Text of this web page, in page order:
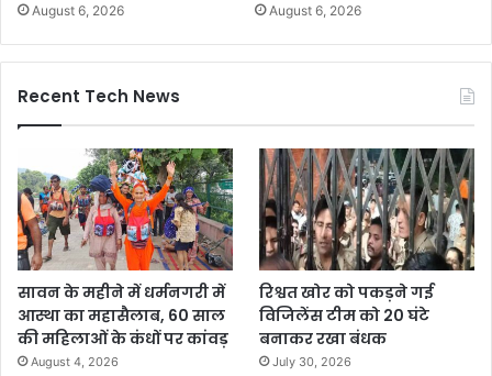
August 6, 2026 August 6, 2026
Recent Tech News
सावन के महीने में धर्मनगरी में
आस्था का महासैलाब, 60 साल
की महिलाओं के कंधों पर कांवड़
August 4, 2026
रिश्वत खोर को पकड़ने गई
विजिलेंस टीम को 20 घंटे
बनाकर रखा बंधक
July 30, 2026